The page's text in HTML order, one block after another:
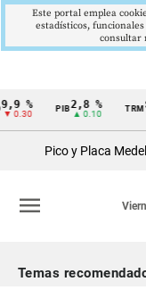
Cintillo
Colombia
% PIB2,8 %
▲ 0.10
TRM
Pico y Placa
menu
Temas
Este portal emplea
estadísticos,
consultar